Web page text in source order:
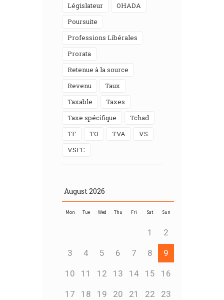
Législateur
OHADA
Poursuite
Professions Libérales
Prorata
Retenue à la source
Revenu
Taux
Taxable
taxes
Taxe spécifique
Tchad
TF
TO TVA
VS
VSFE
August2026
Mon Tue Wed Thu Fri Sat Sun
1 2
3 4 5 6 7 8 9
10 11 12 13 14 15 16
17 18 19 20 21 22 23